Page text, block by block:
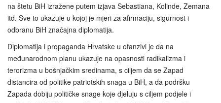
na štetu BiH izražene putem izjava Sebastiana, Kolinde, Zemana
itd. Sve to ukazuje u kojoj je mjeri za afirmaciju, sigurnost i
odbranu BiH značajna diplomatija.
Diplomatija i propaganda Hrvatske u ofanzivi je da na
međunarodnom planu ukazuje na opasnosti radikalizma i
terorizma u bošnjačkim sredinama, s ciljem da se Zapad
distancira od politike patriotskih snaga u BiH, a da podršku
Zapada dobiju političke snage koje djeluju s ciljem podjele i